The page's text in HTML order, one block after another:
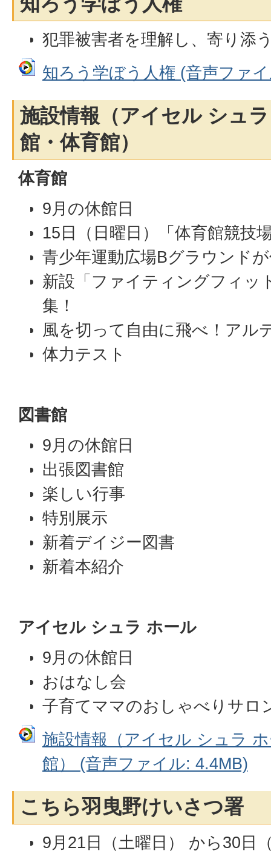
犯罪被害者を理解し、寄り添
知ろう学ぼう人権 (音声ファ
施設情報（アイセル シュ
館・体育館）
体育館
9月の休館日
15日（日曜日）「体育館競技
青少年運動広場Bグラウンド
新設「ファイティングフィッ
集！
風を切って自由に飛べ！アル
体力テスト
図書館
9月の休館日
出張図書館
楽しい行事
特別展示
新着デイジー図書
新着本紹介
アイセル シュラ ホール
9月の休館日
おはなし会
子育てママのおしゃべりサロ
施設情報（アイセル シュラ
館） (音声ファイル: 4.4MB)
こちら羽曳野けいさつ署
9月21日（土曜日） から30日